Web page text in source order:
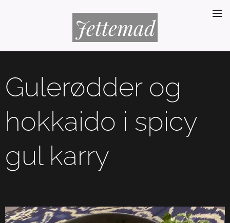
Jettemad
Gulerødder og
hokkaido i spicy
gul karry